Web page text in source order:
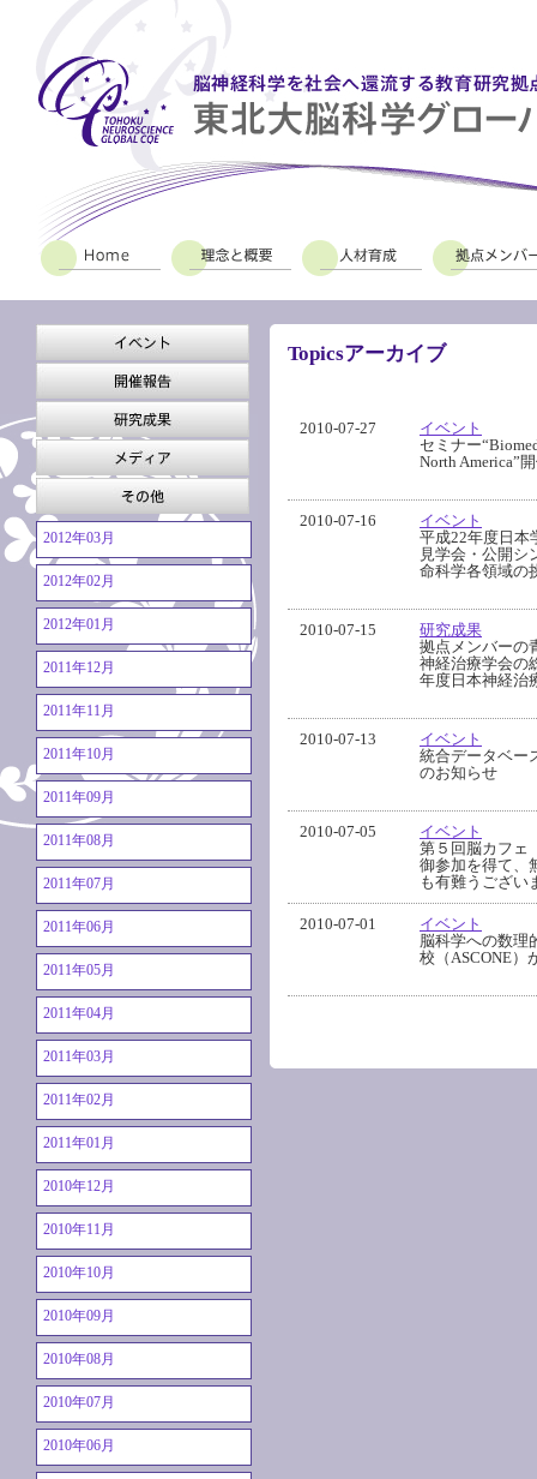
2012年03月
2012年02月
2012年01月
2011年12月
2011年11月
2011年10月
2011年09月
2011年08月
2011年07月
2011年06月
2011年05月
2011年04月
2011年03月
2011年02月
2011年01月
2010年12月
2010年11月
2010年10月
2010年09月
2010年08月
2010年07月
2010年06月
Topicsアーカイブ
2010-07-27
イベント
セミナー
North America”
2010-07-16
イベント
平成22年度日
見学会・公開シ
命科学各領域の
2010-07-15
研究成果
拠点メンバーの
神経治療学会の
年度日本神経治
2010-07-13
イベント
統合データベー
のお知らせ
2010-07-05
イベント
第５回脳カフェ
御参加を得て、
も有難うござい
2010-07-01
イベント
脳科学への数
校（ASCONE）